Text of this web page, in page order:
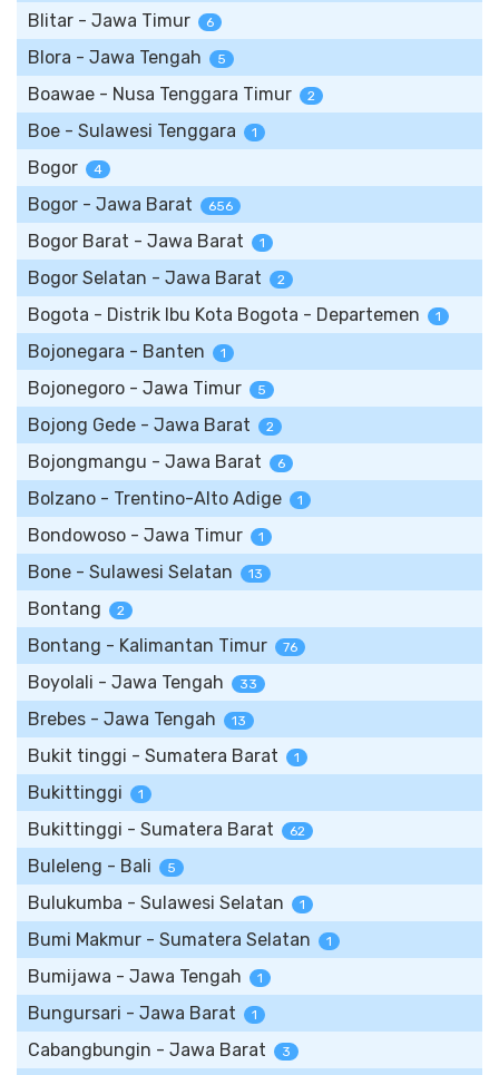
Blitar - Jawa Timur 6
Blora - Jawa Tengah 5
Boawae - Nusa Tenggara Timur 2
Boe - Sulawesi Tenggara 1
Bogor 4
Bogor - Jawa Barat 656
Bogor Barat - Jawa Barat 1
Bogor Selatan - Jawa Barat 2
Bogota - Distrik Ibu Kota Bogota - Departemen 1
Bojonegara - Banten 1
Bojonegoro - Jawa Timur 5
Bojong Gede - Jawa Barat 2
Bojongmangu - Jawa Barat 6
Bolzano - Trentino-Alto Adige 1
Bondowoso - Jawa Timur 1
Bone - Sulawesi Selatan 13
Bontang 2
Bontang - Kalimantan Timur 76
Boyolali - Jawa Tengah 33
Brebes - Jawa Tengah 13
Bukit tinggi - Sumatera Barat 1
Bukittinggi 1
Bukittinggi - Sumatera Barat 62
Buleleng - Bali 5
Bulukumba - Sulawesi Selatan 1
Bumi Makmur - Sumatera Selatan 1
Bumijawa - Jawa Tengah 1
Bungursari - Jawa Barat 1
Cabangbungin - Jawa Barat 3